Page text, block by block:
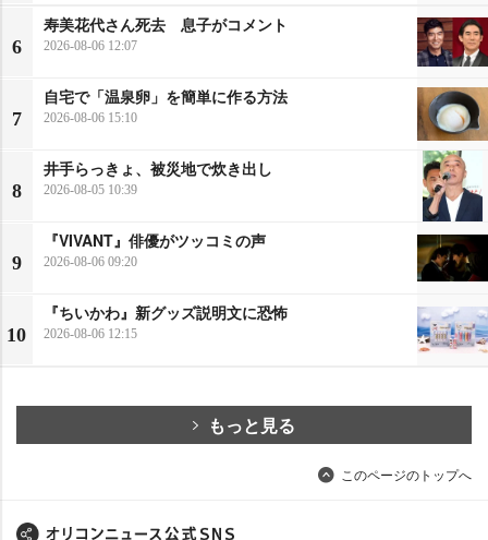
6
寿美花代さん死去 息子がコメント
2026-08-06 12:07
7
自宅で「温泉卵」を簡単に作る方法
2026-08-06 15:10
8
井手らっきょ、被災地で炊き出し
2026-08-05 10:39
9
『VIVANT』俳優がツッコミの声
2026-08-06 09:20
10
『ちいかわ』新グッズ説明文に恐怖
2026-08-06 12:15
もっと見る
このページのトップへ